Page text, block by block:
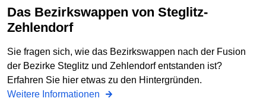
Das Bezirkswappen von Steglitz-
Zehlendorf
Sie fragen sich, wie das Bezirkswappen nach der Fusion
der Bezirke Steglitz und Zehlendorf entstanden ist?
Erfahren Sie hier etwas zu den Hintergründen.
Weitere Informationen